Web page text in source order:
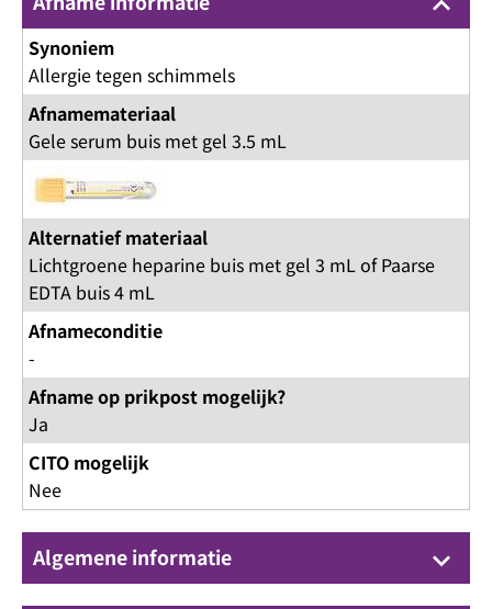
Synoniem
Allergie tegen schimmels
Afnamemateriaal
Gele serum buis met gel 3.5 mL
Alternatief materiaal
Lichtgroene heparine buis met gel 3 mL of Paarse
EDTA buis 4 mL
Afnameconditie
-
Afname op prikpost mogelijk?
Ja
CITO mogelijk
Nee
Algemene informatie keyboard_arrow_down